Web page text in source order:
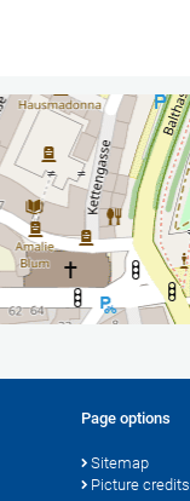
Page options
Sitemap
Picture credits